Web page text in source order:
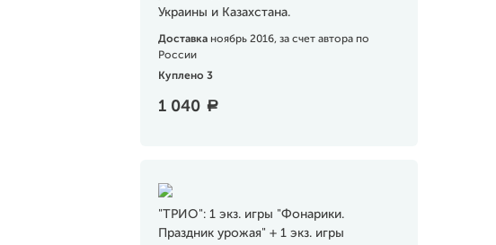
Украины и Казахстана.
Доставка ноябрь 2016, за счет автора по
России
Куплено 3
1 040 a
"ТРИО": 1 экз. игры "Фонарики.
Праздник урожая" + 1 экз. игры